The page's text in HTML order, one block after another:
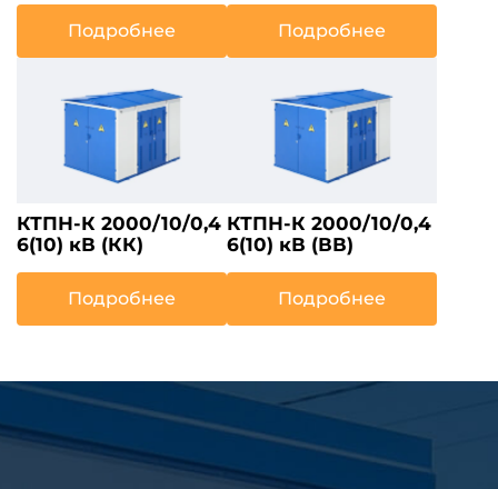
Подробнее Подробнее
КТПН-К 2000/10/0,4
6(10) кВ (КК)
Подробнее
КТПН-К 2000/10/0,4
6(10) кВ (ВВ)
Подробнее